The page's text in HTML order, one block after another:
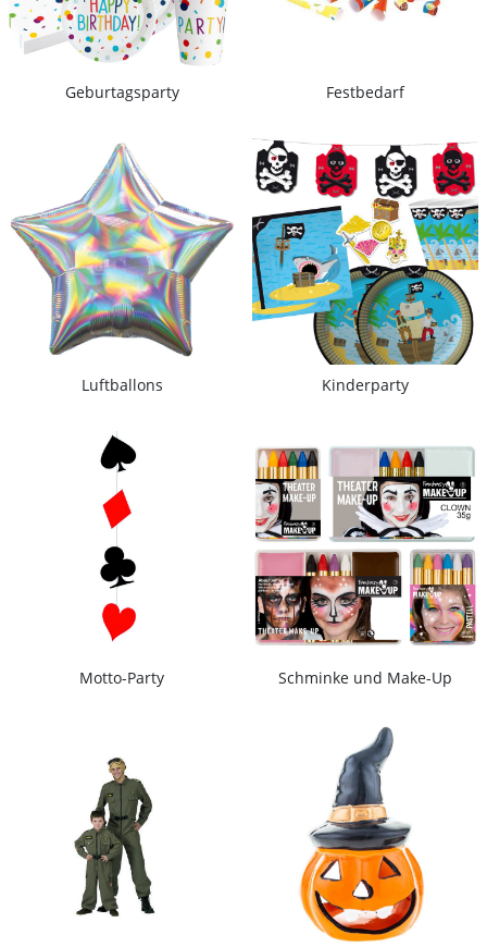
Geburtagsparty Festbedarf
Luftballons Kinderparty
Motto-Party Schminke und Make-Up